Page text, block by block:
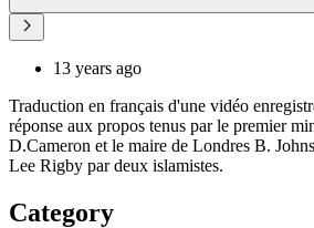
13 years ago
Traduction en français d'une vidéo
réponse aux propos tenus par le premier
D.Cameron et le maire de Londres B.
Lee Rigby par deux islamistes.
Category